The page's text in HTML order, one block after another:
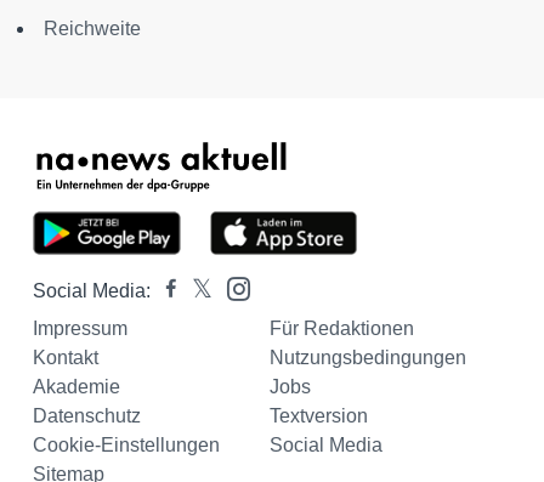
Reichweite
Social Media:
Impressum
Für Redaktionen
Kontakt
Nutzungsbedingungen
Akademie
Jobs
Datenschutz
Textversion
Cookie-Einstellungen
Social Media
Sitemap